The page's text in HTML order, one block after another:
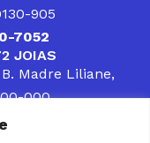
905
7052
JOIAS
Madre Liliane,
000
9 8309-8660
E SERVIÇOS